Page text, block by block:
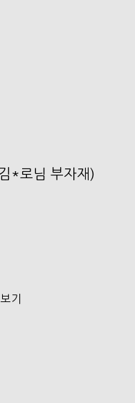
*로님 부자재)
기